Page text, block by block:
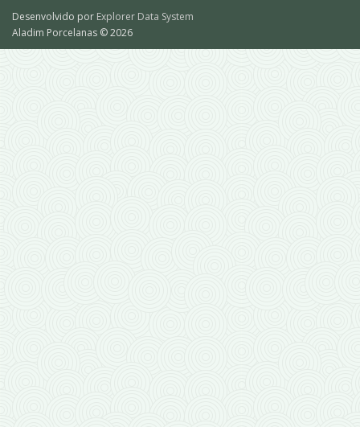
Desenvolvido por Explorer Data System
Aladim Porcelanas © 2026